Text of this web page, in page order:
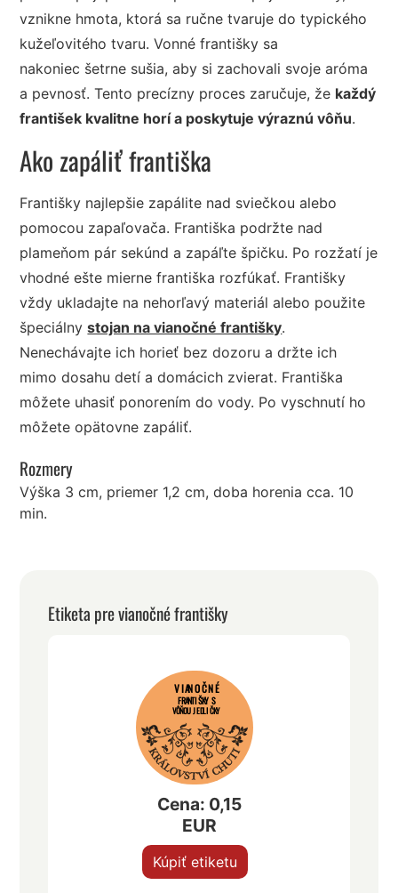
vznikne hmota, ktorá sa ručne tvaruje do typického
kužeľovitého tvaru. Vonné františky sa
nakoniec šetrne sušia, aby si zachovali svoje aróma
a pevnosť. Tento precízny proces zaručuje, že každý
františek kvalitne horí a poskytuje výraznú vôňu.
Ako zapáliť františka
Františky najlepšie zapálite nad sviečkou alebo
pomocou zapaľovača. Františka podržte nad
plameňom pár sekúnd a zapáľte špičku. Po rozžatí je
vhodné ešte mierne františka rozfúkať. Františky
vždy ukladajte na nehorľavý materiál alebo použite
špeciálnystojan na vianočné františky.
Nenechávajte ich horieť bez dozoru a držte ich
mimo dosahu detí a domácich zvierat. Františka
môžete uhasiť ponorením do vody. Po vyschnutí ho
môžete opätovne zapáliť.
Rozmery
Výška 3 cm, priemer 1,2 cm, doba horenia cca. 10
min.
Etiketa pre vianočné františky
VIANOČNÉ
FRANTIŠKY S
VÔŇOU JEDLIČKY
Cena: 0,15
EUR
Kúpiť etiketu